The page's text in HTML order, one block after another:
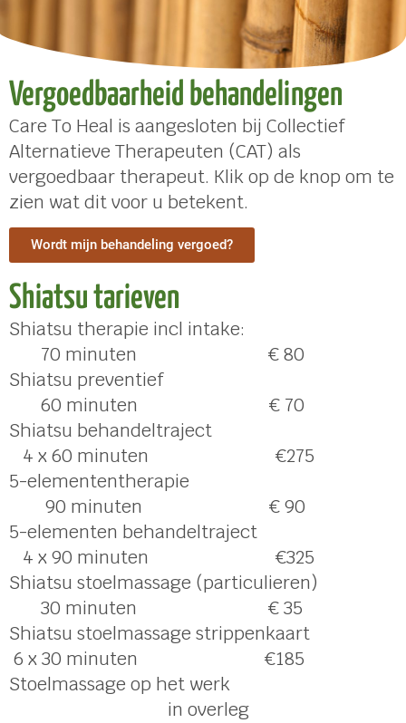
Vergoedbaarheid behandelingen
Care To Heal is aangesloten bij Collectief
Alternatieve Therapeuten (CAT) als
vergoedbaar therapeut. Klik op de knop om te
zien wat dit voor u betekent.
Wordt mijn behandeling vergoed?
Shiatsu tarieven
Shiatsu therapie incl intake:
70 minuten € 80
Shiatsu preventief
60 minuten € 70
Shiatsu behandeltraject
4 x 60 minuten €275
5-elemententherapie
90 minuten € 90
5-elementen behandeltraject
4 x 90 minuten €325
Shiatsu stoelmassage (particulieren)
30 minuten € 35
Shiatsu stoelmassage strippenkaart
6 x 30 minuten €185
Stoelmassage op het werk
in overleg